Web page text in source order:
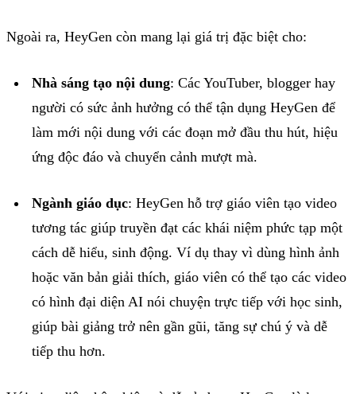
Ngoài ra, HeyGen còn mang lại giá trị đặc biệt cho:
Nhà sáng tạo nội dung: Các YouTuber, blogger hay
người có sức ảnh hưởng có thể tận dụng HeyGen để
làm mới nội dung với các đoạn mở đầu thu hút, hiệu
ứng độc đáo và chuyển cảnh mượt mà.
Ngành giáo dục: HeyGen hỗ trợ giáo viên tạo video
tương tác giúp truyền đạt các khái niệm phức tạp một
cách dễ hiểu, sinh động. Ví dụ thay vì dùng hình ảnh
hoặc văn bản giải thích, giáo viên có thể tạo các video
có hình đại diện AI nói chuyện trực tiếp với học sinh,
giúp bài giảng trở nên gần gũi, tăng sự chú ý và dễ
tiếp thu hơn.